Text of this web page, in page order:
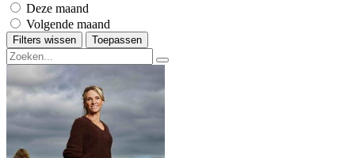
Deze maand
Volgende maand
Filters wissen Toepassen